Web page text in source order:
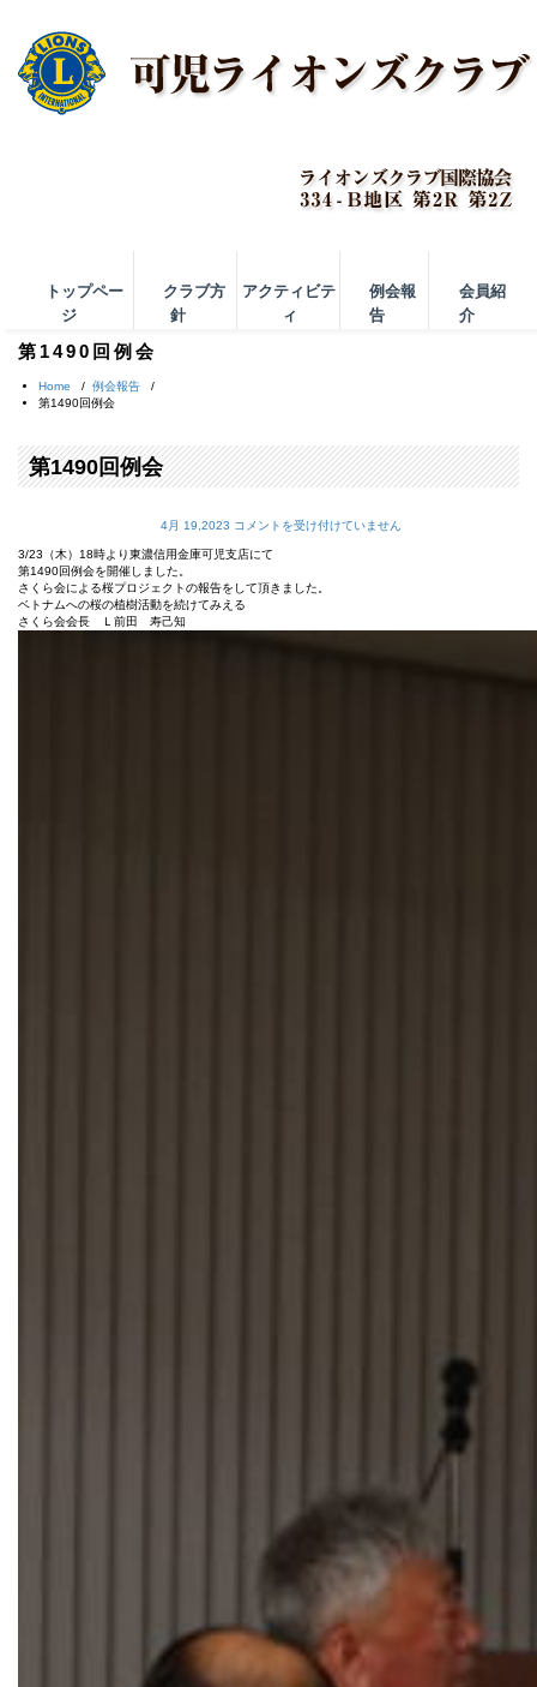
トップペー
ジ
クラブ方
針
アクティビテ
ィ
例会報
告
会員紹
介
第1490回例会
Home / 例会報告 /
第1490回例会
第1490回例会
4月 19,2023
1
4
9
0
コメントを受け付けていません
3/23（木）18時より東濃信用金庫可児支店にて
第1490回例会を開催しました。
さくら会による桜プロジェクトの報告をして頂きました。
ベトナムへの桜の植樹活動を続けてみえる
さくら会会長 Ｌ前田 寿己知